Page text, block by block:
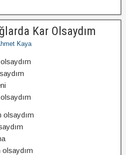
Kar Olsaydım
Kaya
olsaydım
olsaydım